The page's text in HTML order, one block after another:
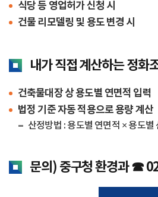
식당 등 영업허가 신청 시
건물 리모델링 및 용도 변경 시
내가 직접 계산하는 정화
건축물대장 상 용도별 연면적 입력
법정 기준 자동 적용으로 용량 계산
산정방법 : 용도별 연면적 × 용도별
문의) 중구청 환경과 ☎